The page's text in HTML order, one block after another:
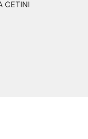
CETINI